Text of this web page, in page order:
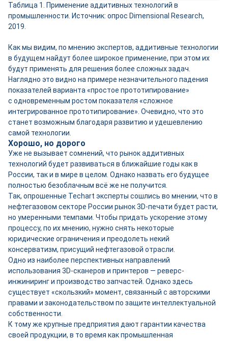
Таблица 1. Применение аддитивных технологий в
промышленности. Источник: опрос Dimensional Research,
2019.
Как мы видим, по мнению экспертов, аддитивные технологии
в будущем найдут более широкое применение, при этом их
будут применять для решения более сложных задач.
Наглядно это видно на примере незначительного падения
показателей варианта «простое прототипирование»
с одновременным ростом показателя «сложное
интегрированное прототипирование». Очевидно, что это
станет возможным благодаря развитию и удешевлению
самой технологии.
Хорошо, но дорого
Уже не вызывает сомнений, что рынок аддитивных
технологий будет развиваться в ближайшие годы как в
России, так и в мире в целом. Однако назвать его будущее
полностью безоблачным всё же не получится.
Так, опрошенные Techart эксперты сошлись во мнении, что в
нефтегазовом секторе России рынок 3D-печати будет расти,
но умеренными темпами. Чтобы придать ускорение этому
процессу, по их мнению, нужно снять некоторые
юридические ограничения и преодолеть некий
консерватизм, присущий нефтегазовой отрасли.
Одно из наиболее перспективных направлений
использования 3D-сканеров и принтеров — реверс-
инжиниринг и производство запчастей. Однако здесь
существует «скользкий» момент, связанный с авторскими
правами и законодательством по защите интеллектуальной
собственности.
К тому же крупные предприятия дают гарантии качества
своей продукции, в то время как промышленная